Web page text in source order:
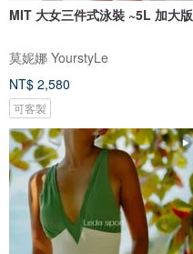
MIT 大女三件式泳裝 ~5L 加大版
莫妮娜 YourstyLe
NT$ 2,580
可客製